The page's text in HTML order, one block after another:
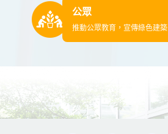
公眾
推動公眾教育，宣傳綠色建築